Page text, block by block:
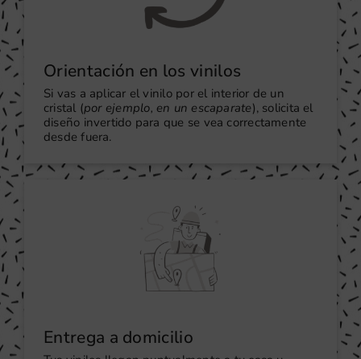
Orientación en los vinilos
Si vas a aplicar el vinilo por el interior de un
cristal (por ejemplo, en un escaparate), solicita el
diseño invertido para que se vea correctamente
desde fuera.
Entrega a domicilio